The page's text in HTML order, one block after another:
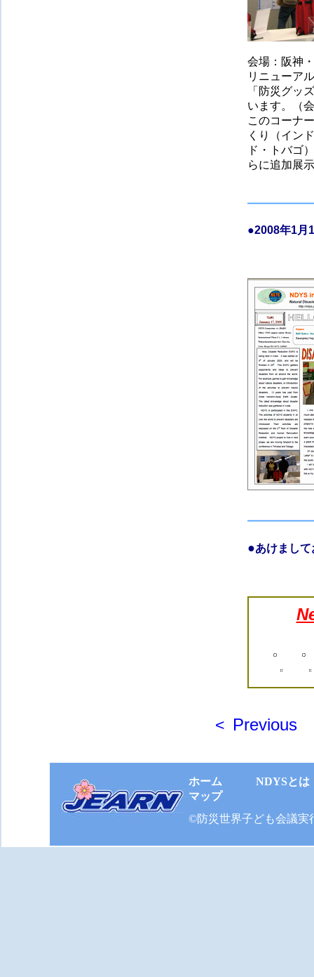
会場：阪神
リニューア
「防災グッ
います。（
このコーナ
くり（イン
ド・トバゴ
らに追加展
●2008年1月
●あけまし
< Previous
ホーム
NDYSとは
マップ
©防災世界子ども会議実